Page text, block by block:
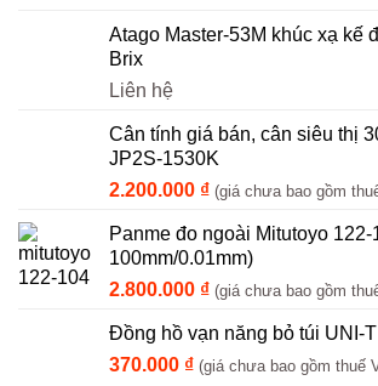
Atago Master-53M khúc xạ kế
Brix
Liên hệ
Cân tính giá bán, cân siêu thị
JP2S-1530K
2.200.000 ₫ (giá chưa bao gồm
Panme đo ngoài Mitutoyo 122-
100mm/0.01mm)
2.800.000 ₫ (giá chưa bao gồm
Đồng hồ vạn năng bỏ túi UNI-
370.000 ₫ (giá chưa bao gồm thuế